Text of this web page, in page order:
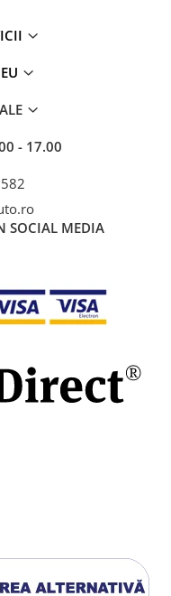
- 17.00
SOCIAL MEDIA